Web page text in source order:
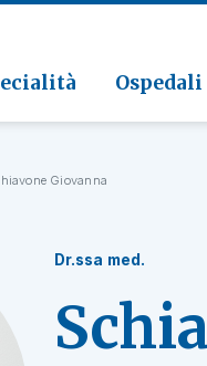
Clinica di
Patologia
Giovanna
Dr.ssa med.